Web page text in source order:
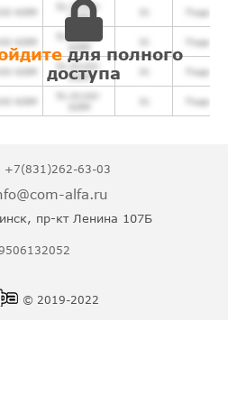
51.01102-
6289
6289
для полного
доступа
+7(831)262-63-03
alfa.ru
пр-кт Ленина 107Б
© 2019-2022